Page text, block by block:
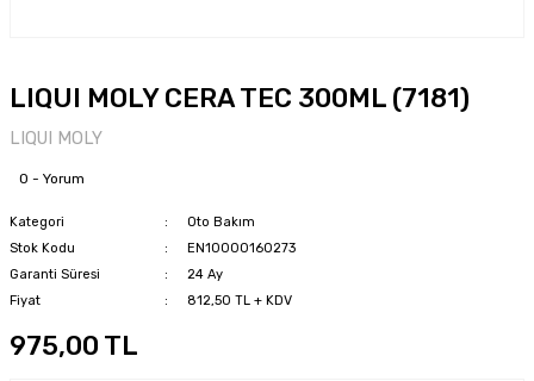
LIQUI MOLY CERA TEC 300ML (7181)
LIQUI MOLY
0 - Yorum
Kategori
Oto Bakım
Stok Kodu
EN10000160273
Garanti Süresi
24 Ay
Fiyat
812,50 TL + KDV
975,00 TL